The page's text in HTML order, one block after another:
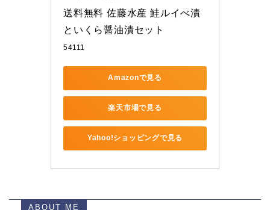
送料無料 佐藤水産 鮭ルイべ漬
といくら醤油漬セット
54111
Amazonで見る
楽天市場で見る
Yahoo!ショッピングで見る
ABOUT ME